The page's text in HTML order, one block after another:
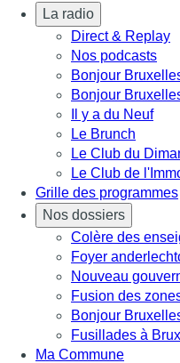
La radio
Direct & Replay
Nos podcasts
Bonjour
Bonjour
Il y a du Neuf
Le Brunch
Le Club du
Le Club de
Grille des programmes
Nos dossiers
Colère des
Foyer
Nouveau
Fusion des
Bonjour
Fusillades à
Ma Commune